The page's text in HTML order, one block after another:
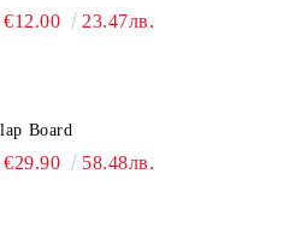
€12.00 23.47лв.
Board
€29.90 58.48лв.